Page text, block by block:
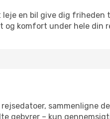
en bil give dig friheden
og komfort under hele din
sammenligne
gebyrer – kun